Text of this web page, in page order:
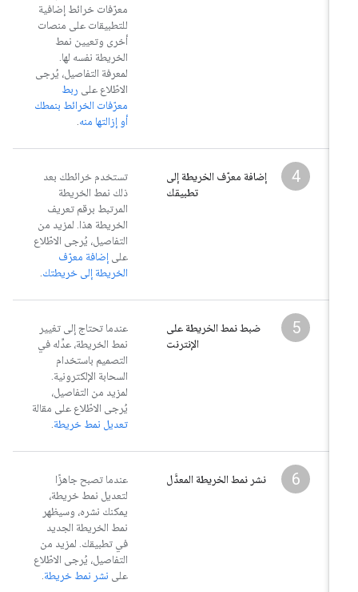
معرّفات خرائط إضافية
للتطبيقات على منصات
أخرى وتعيين نمط
الخريطة نفسه لها.
لمعرفة التفاصيل، يُرجى
الاطّلاع على ربط
معرّفات الخرائط بنمطك
أو إزالتها منه.
إضافة معرّف الخريطة إلى
تطبيقك
تستخدم خرائطك بعد
ذلك نمط الخريطة
المرتبط برقم تعريف
الخريطة هذا. لمزيد من
التفاصيل، يُرجى الاطّلاع
إضافة معرّف
الخريطة إلى خريطتك.
ضبط نمط الخريطة على
الإنترنت
عندما تحتاج إلى تغيير
نمط الخريطة، عدِّله في
التصميم باستخدام
السحابة الإلكترونية.
لمزيد من التفاصيل،
يُرجى الاطّلاع على مقالة
تعديل نمط خريطة.
نشر نمط الخريطة المعدَّل
عندما تصبح جاهزًا
لتعديل نمط خريطة،
يمكنك نشره، وسيظهر
نمط الخريطة الجديد
في تطبيقك. لمزيد من
التفاصيل، يُرجى الاطّلاع
نشر نمط خريطة.